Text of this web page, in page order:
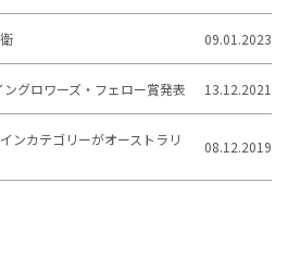
09.01.2023
グロワーズ・フェロー賞発表 13.12.2021
ンカテゴリーがオーストラリ
08.12.2019